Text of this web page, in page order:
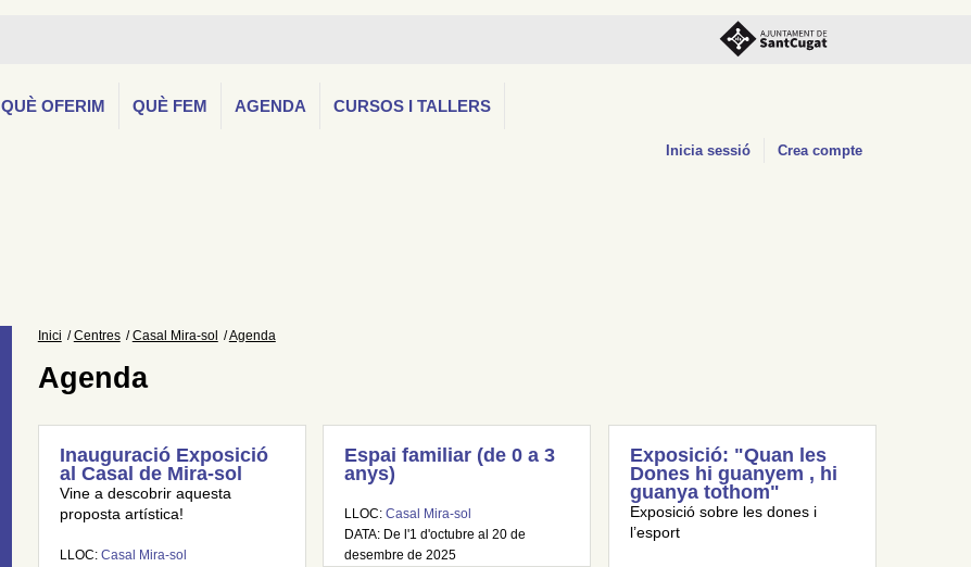
QUÈ OFERIM QUÈ FEM AGENDA CURSOS I TALLERS
Inicia sessió Crea compte
Inici Centres Casal Mira-sol Agenda
Agenda
Inauguració Exposició
al Casal de Mira-sol
Vine a descobrir aquesta
proposta artística!
LLOC: Casal Mira-sol
Espai familiar (de 0 a 3
anys)
LLOC:Casal Mira-sol
DATA: De l'1 d'octubre al 20 de
desembre de 2025
Exposició: "Quan les
Dones hi guanyem , hi
guanya tothom"
Exposició sobre les dones i
l’esport